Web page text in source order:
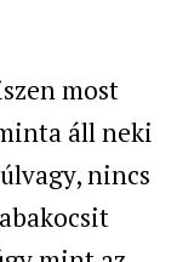
most
áll neki
nincs